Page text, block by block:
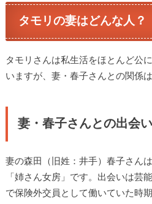
タモリの妻はどんな人？
タモリさんは私生活をほとんど公
いますが、妻・春子さんとの関係
妻・春子さんとの出会
妻の森田（旧姓：井手）春子さん
「姉さん女房」です。出会いは芸
で保険外交員として働いていた時